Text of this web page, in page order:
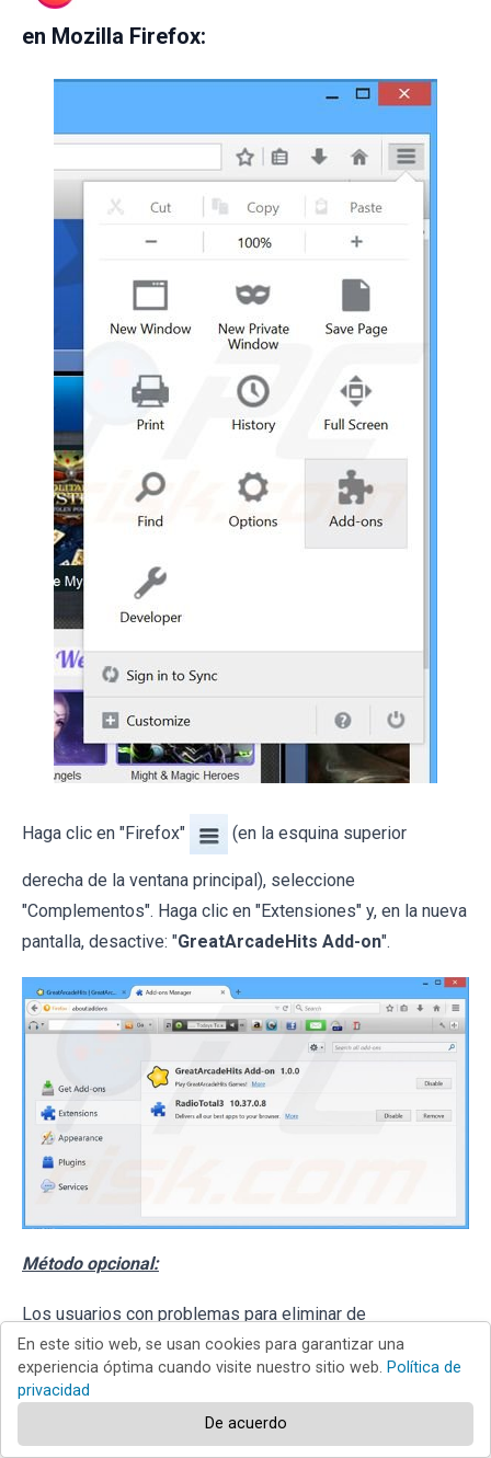
en Mozilla Firefox:
Haga clic en "Firefox" (en la esquina superior
derecha de la ventana principal), seleccione
"Complementos". Haga clic en "Extensiones" y, en la nueva
pantalla, desactive: "GreatArcadeHits Add-on".
Método opcional:
Los usuarios con problemas para eliminar de
greatarcadehits (adware) pueden restablecer la
configuración de Mozilla Firefox.
Abra Mozilla Firefox; en la esquina superior derecha de la
En este sitio web, se usan cookies para garantizar una
experiencia óptima cuando visite nuestro sitio web. Política de
privacidad
De acuerdo